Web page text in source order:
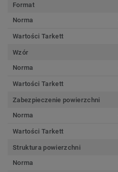
Format
Norma
Wartości Tarkett
Wzór
Norma
Wartości Tarkett
Zabezpieczenie powierzchni
Norma
Wartości Tarkett
Struktura powierzchni
Norma